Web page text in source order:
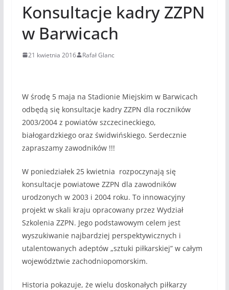
Konsultacje kadry ZZPN
w Barwicach
21 kwietnia 2016 Rafał Glanc
W środę 5 maja na Stadionie Miejskim w Barwicach
odbędą się konsultacje kadry ZZPN dla roczników
2003/2004 z powiatów szczecineckiego,
białogardzkiego oraz świdwińskiego. Serdecznie
zapraszamy zawodników !!!
W poniedziałek 25 kwietnia rozpoczynają się
konsultacje powiatowe ZZPN dla zawodników
urodzonych w 2003 i 2004 roku. To innowacyjny
projekt w skali kraju opracowany przez Wydział
Szkolenia ZZPN. Jego podstawowym celem jest
wyszukiwanie najbardziej perspektywicznych i
utalentowanych adeptów „sztuki piłkarskiej” w całym
województwie zachodniopomorskim.
Historia pokazuje, że wielu doskonałych piłkarzy